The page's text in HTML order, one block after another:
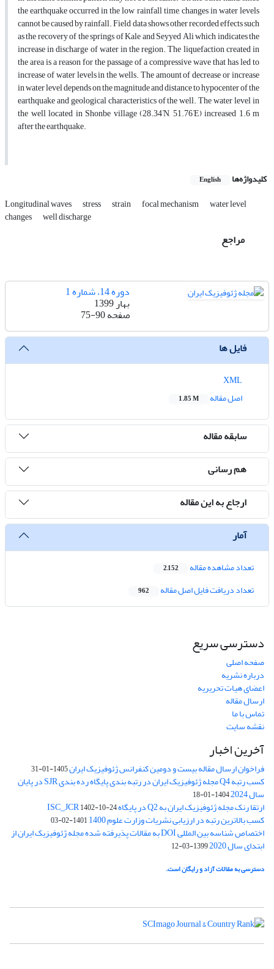
the earthquake occurred in the low rainfall time, changes in water levels
cannot be caused by rainfall. Field data shows other recorded effects such
as the recovery of the springs of Kale and Seyyed Ali which indicates the
increase in discharge of water in the region. The liquefaction created in
the area is a reason for the passage of a compressive wave that has led to
increase of water levels in the wells. The amount of decrease or increase
in water level depends on the magnitude and distance to hypocenter of the
earthquake and geological characteristics of the well. The water level in
the well located in Shonbe village (28.34°N, 51.76°E) increased 1.6 m
after the earthquake.
کلیدواژه‌ها English
Longitudinal waves stress strain focal mechanism water level
changes well discharge
مراجع
دوره 14، شماره 1
بهار 1399
صفحه75-90
فایل ها
اصل مقاله
1.85 M
سابقه مقاله
هم رسانی
ارجاع به این مقاله
آمار
تعداد مشاهده مقاله 2,152
تعداد دریافت فایل اصل مقاله 962
دسترسی سریع
صفحه اصلی
درباره نشریه
اعضای هیات تحریریه
ارسال مقاله
تماس با ما
نقشه سایت
آخرین اخبار
فراخوان ارسال مقاله بیست و دومین کنفرانس ژئوفیزیک ایران1405-01-31
کسب رتبه Q4 مجله ژئوفیزیک ایران در رتبه بندی پایگاه رده بندی SJR در پایان
سال 2024 1404-01-18
ارتقا رنک مجله ژئوفیزیک ایران به Q2 در پایگاه ISC_JCR 1402-10-24
کسب بالاترین رتبه در ارزیابی نشریات وزارت علوم 1400 1401-02-03
اختصاص شناسه بین المللی DOI به مقالات پذیرفته شده مجله ژئوفیزیک ایران از
ابتدای سال 2020 1399-03-12
دسترسی به مقالات آزاد و رایگان است.